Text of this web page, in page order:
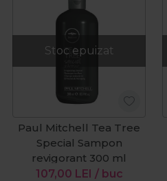
Stoc epuizat
Paul Mitchell Tea Tree
Special Sampon
revigorant 300 ml
107,00 LEI / buc